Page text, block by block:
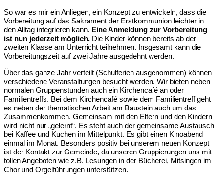
So war es mir ein Anliegen, ein Konzept zu entwickeln, dass die
Vorbereitung auf das Sakrament der Erstkommunion leichter in
den Alltag integrieren kann. Eine Anmeldung zur Vorbereitung
ist nun jederzeit möglich. Die Kinder können bereits ab der
zweiten Klasse am Unterricht teilnehmen. Insgesamt kann die
Vorbereitungszeit auf zwei Jahre ausgedehnt werden.
Über das ganze Jahr verteilt (Schulferien ausgenommen) können
verschiedene Veranstaltungen besucht werden. Wir bieten neben
normalen Gruppenstunden auch ein Kirchencafé an oder
Familientreffs. Bei dem Kirchencafé sowie dem Familientreff geht
es neben der thematischen Arbeit am Baustein auch um das
Zusammenkommen. Gemeinsam mit den Eltern und den Kindern
wird nicht nur „gelernt“. Es steht auch der gemeinsame Austausch
bei Kaffee und Kuchen im Mittelpunkt. Es gibt einen Kinoabend
einmal im Monat. Besonders positiv bei unserem neuen Konzept
ist der Kontakt zur Gemeinde, da unseren Gruppierungen uns mit
tollen Angeboten wie z.B. Lesungen in der Bücherei, Mitsingen im
Chor und Orgelführungen unterstützen.